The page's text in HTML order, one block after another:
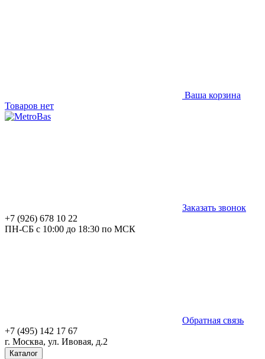
Ваша корзина
Товаров нет
Заказать звонок
+7 (926) 678 10 22
ПН-СБ с 10:00 до 18:30 по МСК
Обратная связь
+7 (495) 142 17 67
г. Москва, ул. Ивовая, д.2
Каталог